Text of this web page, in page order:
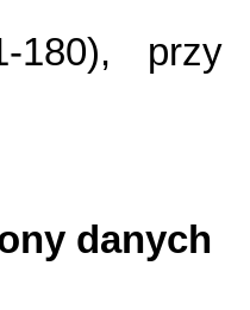
180),
danych